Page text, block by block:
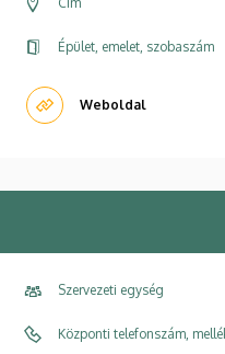
Épület, emelet, szobaszám
Weboldal
Szervezeti egység
Központi telefonszám,